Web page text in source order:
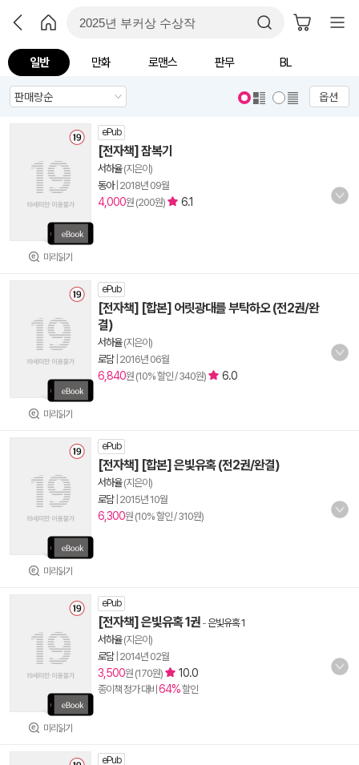
일반 만화 로맨스 판무 BL
옵션
미리읽기
ePub
[전자책] 잠복기
서하율(지은이)
동아| 2018년 09월
4,000원 (200원) 6.1
미리읽기
ePub
[전자책] [합본] 어릿광대를 부탁하오 (전2권/완
결)
서하율(지은이)
로담| 2016년 06월
6,840원 (10% 할인 / 340원) 6.0
미리읽기
ePub
[전자책] [합본] 은빛유혹 (전2권/완결)
서하율(지은이)
로담| 2015년 10월
6,300원 (10% 할인 / 310원)
미리읽기
ePub
[전자책] 은빛유혹 1권 -은빛유혹 1
서하율(지은이)
로담| 2014년 02월
3,500원 (170원) 10.0
종이책 정가 대비 64%할인
ePub